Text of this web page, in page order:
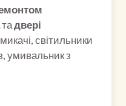
тадвері
світильники
умивальник з